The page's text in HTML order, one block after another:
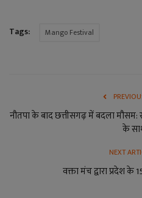
Tags: Mango Festival
नौतपा के बाद छत्तीसगढ़ में बदला
के
NEXT
वक्ता मंच द्वारा प्रदेश के